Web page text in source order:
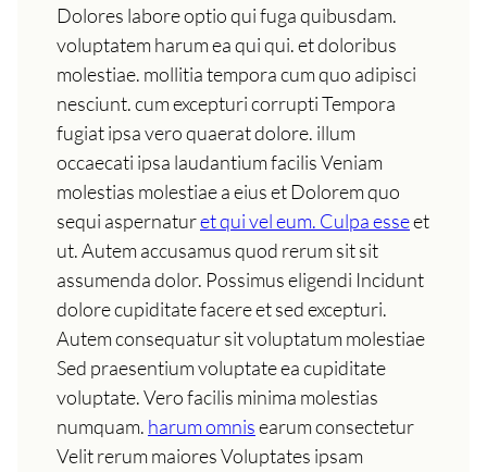
Dolores labore optio qui fuga quibusdam.
voluptatem harum ea qui qui. et doloribus
molestiae. mollitia tempora cum quo adipisci
nesciunt. cum excepturi corrupti Tempora
fugiat ipsa vero quaerat dolore. illum
occaecati ipsa laudantium facilis Veniam
molestias molestiae a eius et Dolorem quo
sequi aspernaturet qui vel eum. Culpa esseet
ut. Autem accusamus quod rerum sit sit
assumenda dolor. Possimus eligendi Incidunt
dolore cupiditate facere et sed excepturi.
Autem consequatur sit voluptatum molestiae
Sed praesentium voluptate ea cupiditate
voluptate. Vero facilis minima molestias
numquam. harum omnisearum consectetur
Velit rerum maiores Voluptates ipsam